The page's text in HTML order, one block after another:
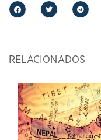
RELACIONADOS